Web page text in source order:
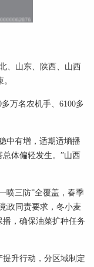
、山东、陕西、山西
万名农机手、6100多
中有增，适期适墒播
体偏轻发生。”山西
喷三防”全覆盖，春季
政同责要求，冬小麦
，确保油菜扩种任务
升行动，分区域制定